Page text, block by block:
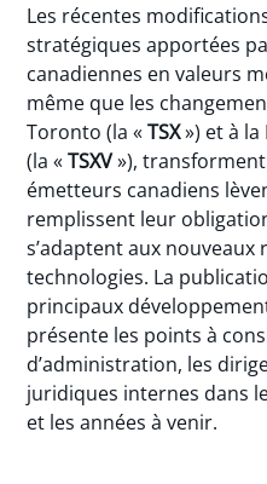
Les récentes
stratégiques apportées
canadiennes en valeurs
même que les
Toronto (la «TSX») et à la
(la «TSXV»),
émetteurs canadiens
remplissent leur
s’adaptent aux nouveaux
technologies. La
principaux
présente les points à
d’administration, les
juridiques internes dans
et les années à venir.